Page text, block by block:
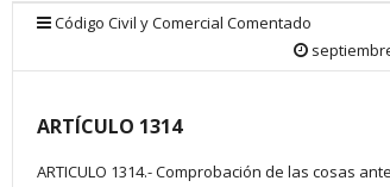
Código Civil y Comercial Comentado
ARTÍCULO 1314
ARTICULO 1314.- Comprobación de las cosas